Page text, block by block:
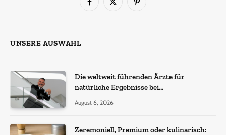
Facebook
X
Pinterest
UNSERE AUSWAHL
Die weltweit führenden Ärzte für
natürliche Ergebnisse bei
August 6, 2026
Zeremoniell, Premium oder kulinarisch: